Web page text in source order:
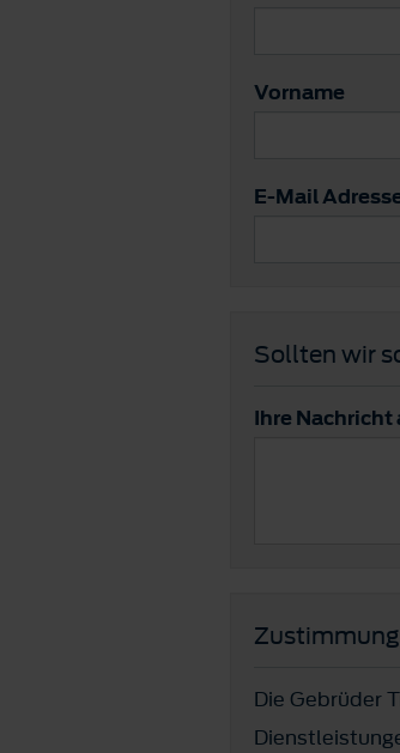
Vorname
E-Mail
Sollten wir
Ihre Nachricht
Die Gebrüder